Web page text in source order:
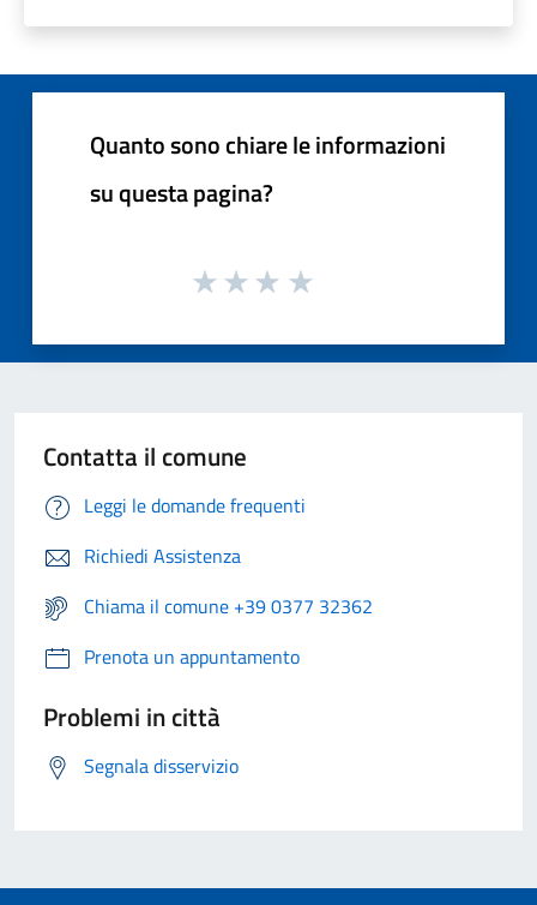
Quanto sono chiare le informazioni
su questa pagina?
Contatta il comune
Leggi le domande frequenti
Richiedi Assistenza
Chiama il comune +39 0377 32362
Prenota un appuntamento
Problemi in città
Segnala disservizio